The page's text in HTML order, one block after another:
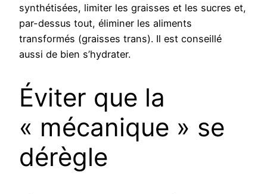
synthétisées, limiter les graisses et les sucres et,
par-dessus tout, éliminer les aliments
transformés (graisses trans). Il est conseillé
aussi de bien s’hydrater.
Éviter que la
« mécanique » se
dérègle